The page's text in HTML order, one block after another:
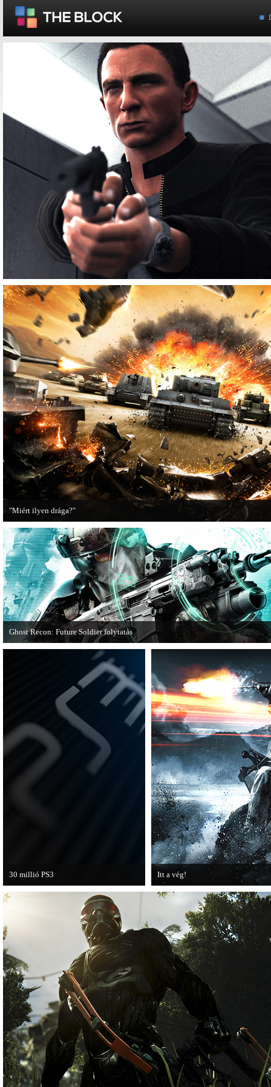
"Miért ilyen drága?"
A PC Guru utánajárt, miért kerülnek olyan sokba a AAA-kategóriás
Ghost Recon: Future Soldier folytatás
Több jel is utal arra, hogy készülőben van a Ghost Recon: Future Soldier
30 millió PS3
A PAL régióban a PS3 átlépte a 30
milliós eladott darabszámot.
Itt a vég!
Hamarosan minden infó kiderül a